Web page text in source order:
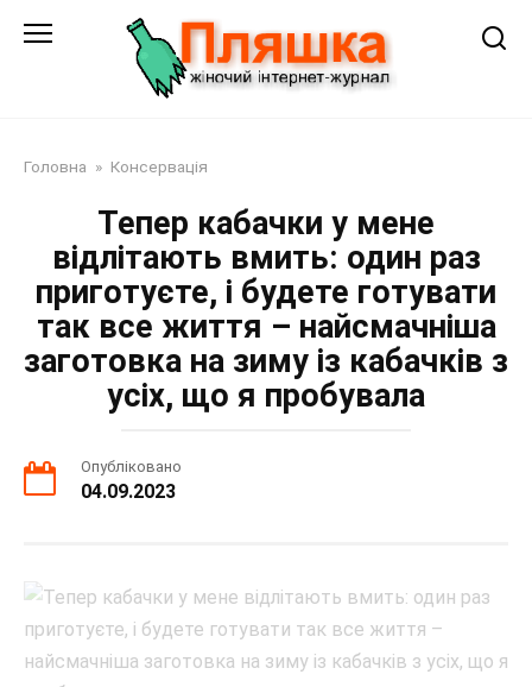
Головна » Консервація
Тепер кабачки у мене
відлітають вмить: один раз
приготуєте, і будете готувати
так все життя – найсмачніша
заготовка на зиму із кабачків з
усіх, що я пробувала
Опубліковано
04.09.2023